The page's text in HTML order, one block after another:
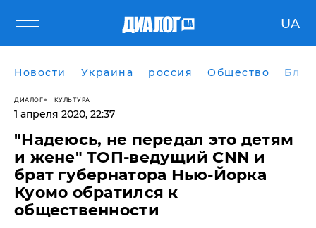
UA
Новости Украина россия Общество
ДИАЛОГ КУЛЬТУРА
1 апреля 2020, 22:37
"Надеюсь, не передал это детям
и жене" ТОП-ведущий CNN и
брат губернатора Нью-Йорка
Куомо обратился к
общественности